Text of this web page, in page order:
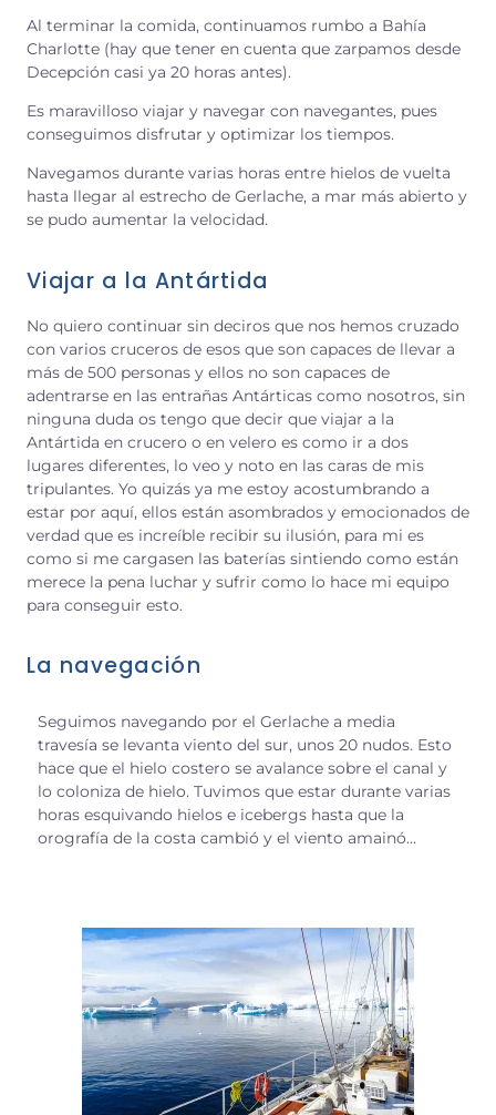
Al terminar la comida, continuamos rumbo a Bahía
Charlotte (hay que tener en cuenta que zarpamos desde
Decepción casi ya 20 horas antes).
Es maravilloso viajar y navegar con navegantes, pues
conseguimos disfrutar y optimizar los tiempos.
Navegamos durante varias horas entre hielos de vuelta
hasta llegar al estrecho de Gerlache, a mar más abierto y
se pudo aumentar la velocidad.
Viajar a la Antártida
No quiero continuar sin deciros que nos hemos cruzado
con varios cruceros de esos que son capaces de llevar a
más de 500 personas y ellos no son capaces de
adentrarse en las entrañas Antárticas como nosotros, sin
ninguna duda os tengo que decir que viajar a la
Antártida en crucero o en velero es como ir a dos
lugares diferentes, lo veo y noto en las caras de mis
tripulantes. Yo quizás ya me estoy acostumbrando a
estar por aquí, ellos están asombrados y emocionados de
verdad que es increíble recibir su ilusión, para mi es
como si me cargasen las baterías sintiendo como están
merece la pena luchar y sufrir como lo hace mi equipo
para conseguir esto.
La navegación
Seguimos navegando por el Gerlache a media
travesía se levanta viento del sur, unos 20 nudos. Esto
hace que el hielo costero se avalance sobre el canal y
lo coloniza de hielo. Tuvimos que estar durante varias
horas esquivando hielos e icebergs hasta que la
orografía de la costa cambió y el viento amainó…